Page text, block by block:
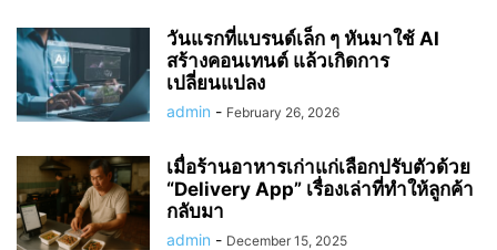
วันแรกที่แบรนด์เล็ก ๆ หันมาใช้ AI
สร้างคอนเทนต์ แล้วเกิดการ
เปลี่ยนแปลง
admin - February 26, 2026
เมื่อร้านอาหารเก่าแก่เลือกปรับตัวด้วย
“Delivery App” เรื่องเล่าที่ทำให้ลูกค้า
กลับมา
admin - December 15, 2025